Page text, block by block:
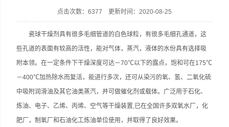
点击次数：6377 更新时间：2020-08-25
瓷球干燥剂具有很多毛细管道的白色球粒，有很多毛细孔通道，这
些孔道的表面有较高的活性，能对气体，蒸汽，液体的水份具有选择吸
附本领。在一定条件下干燥深度可达－70℃以下的露点，饱和可在175℃
－400℃加热除水而复活，能进行多次，还可从染污的氧、氢、二氧化硫
中吸附润滑油及其它油类蒸汽，并可做催化剂或载体。广泛用于石化、
炼油、电子、乙烯、丙烯、空气等干燥装置,已在全国许多双氧水厂，化
肥厂，制氧厂和石油化工炼油单位使用，并取得了良好效果。